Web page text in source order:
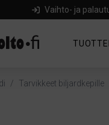
Vaihto- ja
/ Tarvikkeet biljardkepille